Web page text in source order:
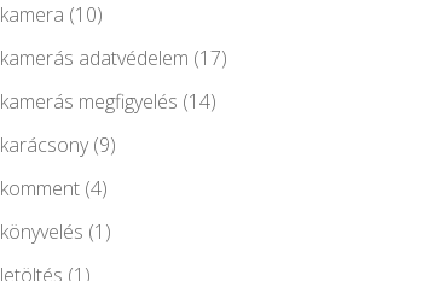
kamera (10)
kamerás adatvédelem (17)
kamerás megfigyelés (14)
karácsony(9)
komment(4)
könyvelés (1)
letöltés (1)